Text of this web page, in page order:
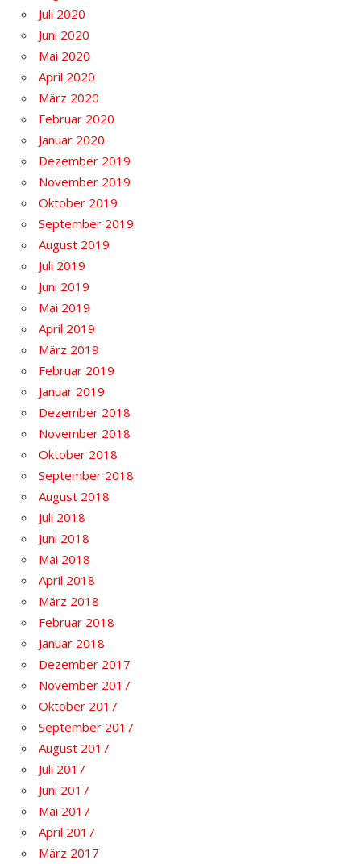
Juli 2020
Juni 2020
Mai 2020
April 2020
März 2020
Februar 2020
Januar 2020
Dezember 2019
November 2019
Oktober 2019
September 2019
August 2019
Juli 2019
Juni 2019
Mai 2019
April 2019
März 2019
Februar 2019
Januar 2019
Dezember 2018
November 2018
Oktober 2018
September 2018
August 2018
Juli 2018
Juni 2018
Mai 2018
April 2018
März 2018
Februar 2018
Januar 2018
Dezember 2017
November 2017
Oktober 2017
September 2017
August 2017
Juli 2017
Juni 2017
Mai 2017
April 2017
März 2017